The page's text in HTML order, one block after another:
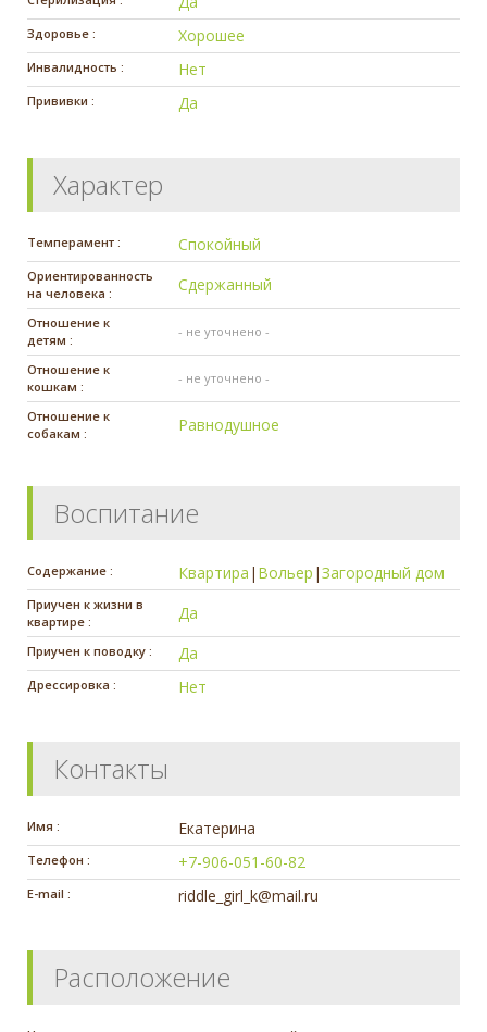
Здоровье : Хорошее
Инвалидность : Нет
Прививки : Да
Характер
Темперамент : Спокойный
Ориентированность
на человека :
Сдержанный
Отношение к
детям :
- не уточнено -
Отношение к
кошкам :
- не уточнено -
Отношение к
собакам :
Равнодушное
Воспитание
Содержание : Квартира | Вольер |Загородный дом
Приучен к жизни в
квартире :
Да
Приучен к поводку : Да
Дрессировка : Нет
Контакты
Имя : Екатерина
Телефон : +7-906-051-60-82
E-mail : riddle_girl_k@mail.ru
Расположение